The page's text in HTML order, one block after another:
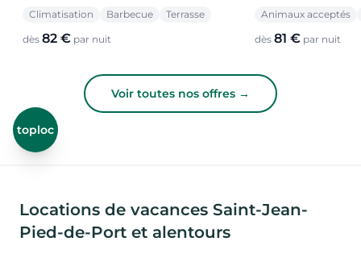
Climatisation Barbecue Terrasse
dès 82 € par nuit
Animaux acceptés
dès 81 € par nuit
Voir toutes nos offres →
toploc
Locations de vacances Saint-Jean-
Pied-de-Port et alentours